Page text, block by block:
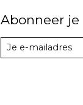
Abonneer